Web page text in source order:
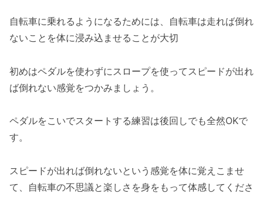
自転車に乗れるようになるためには、自転車は走れば倒れ
ないことを体に浸み込ませることが大切
初めはペダルを使わずにスロープを使ってスピードが出れ
ば倒れない感覚をつかみましょう。
ペダルをこいでスタートする練習は後回しでも全然OKで
す。
スピードが出れば倒れないという感覚を体に覚えこませ
て、自転車の不思議と楽しさを身をもって体感してくださ